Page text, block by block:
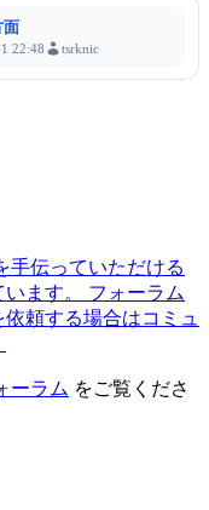
面
22:48 tsrknic
手伝っていただける
ます。
フォーラム
頼する場合はコミュ
ーラム をご覧くださ